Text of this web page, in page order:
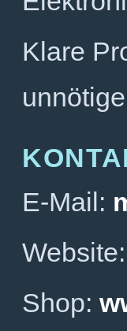
Klare
E-Mail:
Website:
Shop: